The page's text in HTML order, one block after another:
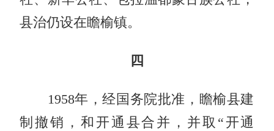
县治仍设在瞻榆镇。
四
1958年，经国务院批准，瞻榆县建
制撤销，和开通县合并，并取“开通